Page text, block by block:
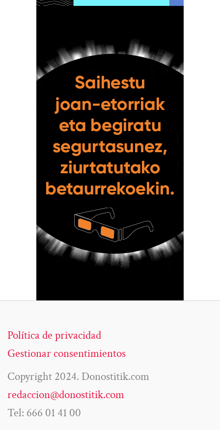
Política de privacidad
Gestionar consentimientos
Copyright 2024. Donostitik.com
redaccion@donostitik.com
Tel: 666 01 41 00